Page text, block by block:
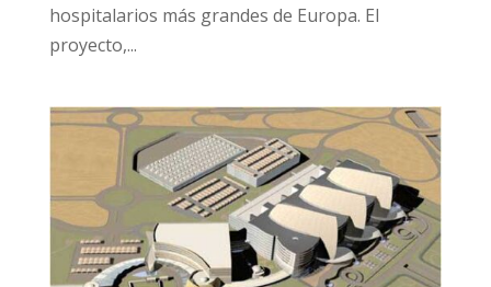
hospitalarios más grandes de Europa. El
proyecto,...